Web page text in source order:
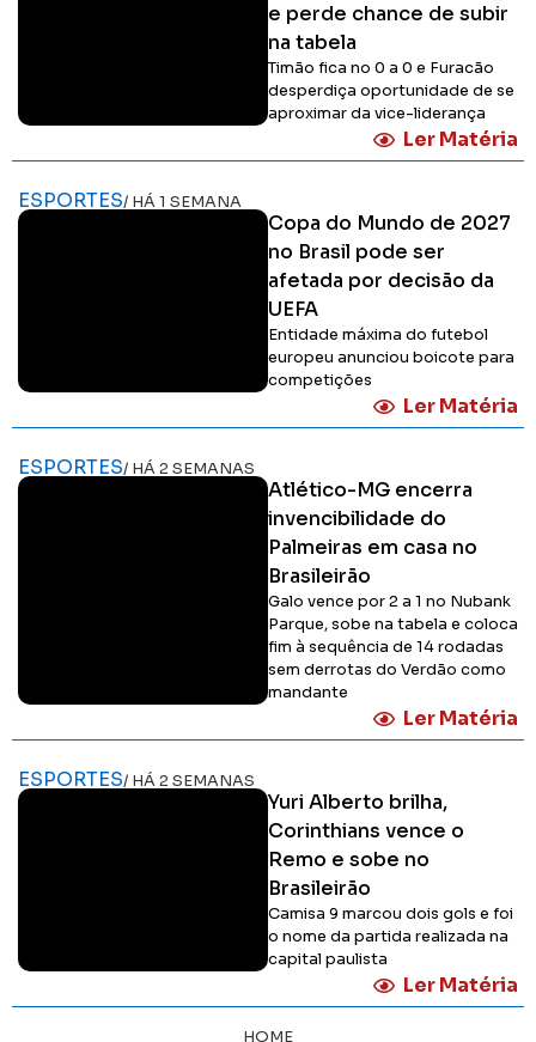
e perde chance de subir
na tabela
Timão fica no 0 a 0 e Furacão
desperdiça oportunidade de se
aproximar da vice-liderança
Ler Matéria
ESPORTES/ HÁ 1 SEMANA
Copa do Mundo de 2027
no Brasil pode ser
afetada por decisão da
UEFA
Entidade máxima do futebol
europeu anunciou boicote para
competições
Ler Matéria
ESPORTES/ HÁ 2 SEMANAS
Atlético-MG encerra
invencibilidade do
Palmeiras em casa no
Brasileirão
Galo vence por 2 a 1 no Nubank
Parque, sobe na tabela e coloca
fim à sequência de 14 rodadas
sem derrotas do Verdão como
mandante
Ler Matéria
ESPORTES/ HÁ 2 SEMANAS
Yuri Alberto brilha,
Corinthians vence o
Remo e sobe no
Brasileirão
Camisa 9 marcou dois gols e foi
o nome da partida realizada na
capital paulista
Ler Matéria
HOME